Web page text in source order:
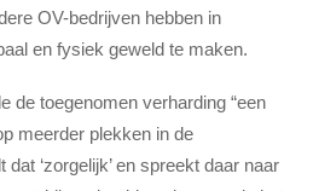
OV-bedrijven hebben in
en fysiek geweld te maken.
de toegenomen verharding “een
meerder plekken in de
‘zorgelijk’ en spreekt daar naar